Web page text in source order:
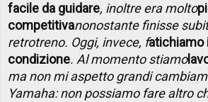
facile da guidare, inoltre era molto
competitivanonostante finisse
retrotreno. Oggi, invece, fatichiamo
condizione. Al momento stiamo
ma non mi aspetto grandi
Yamaha: non possiamo fare altro